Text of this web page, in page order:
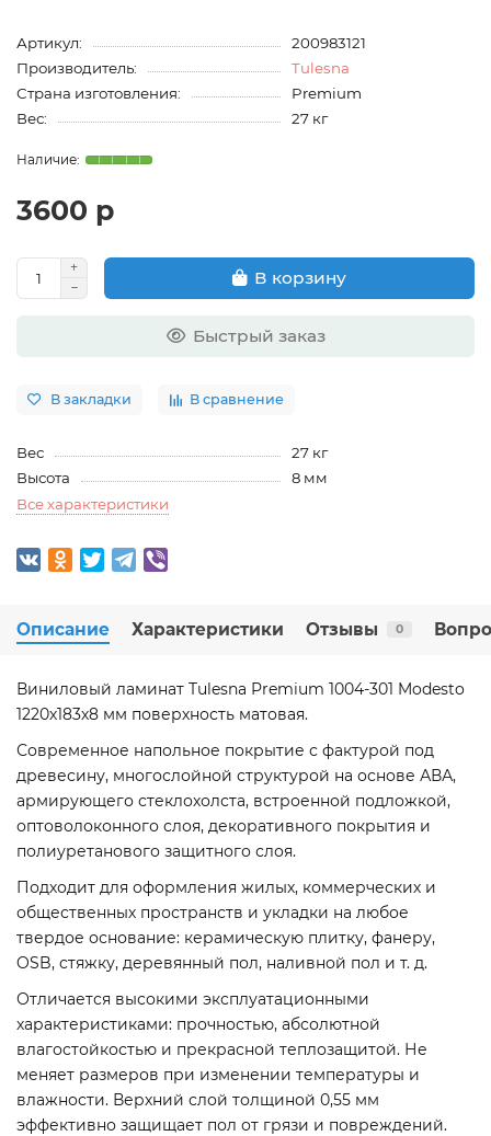
Артикул:
200983121
Производитель:
Tulesna
Страна изготовления:
Premium
Вес:
27 кг
3600 р
В корзину
Быстрый заказ
В закладки В сравнение
Вес
27 кг
Высота
8 мм
Все характеристики
Описание Характеристики Отзывы 0
Виниловый ламинат Tulesna Premium 1004-301 Modesto
1220х183х8 мм поверхность матовая.
Современное напольное покрытие с фактурой под
древесину, многослойной структурой на основе АВА,
армирующего стеклохолста, встроенной подложкой,
оптоволоконного слоя, декоративного покрытия и
полиуретанового защитного слоя.
Подходит для оформления жилых, коммерческих и
общественных пространств и укладки на любое
твердое основание: керамическую плитку, фанеру,
OSB, стяжку, деревянный пол, наливной пол и т. д.
Отличается высокими эксплуатационными
характеристиками: прочностью, абсолютной
влагостойкостью и прекрасной теплозащитой. Не
меняет размеров при изменении температуры и
влажности. Верхний слой толщиной 0,55 мм
эффективно защищает пол от грязи и повреждений.